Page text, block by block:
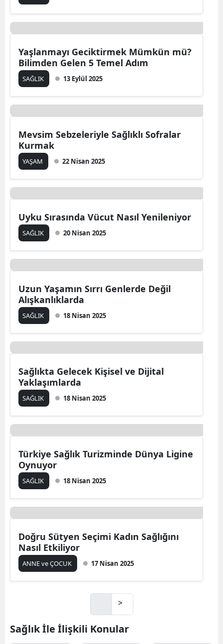
Aslan Yelesi, Şitaki, Hindi Kuyruğu: Yeni
Moda Mantarlar Gerçekten Faydalı mı?
SAĞLIK 10 Kasım 2025
Yaşlanmayı Geciktirmek Mümkün mü?
SAĞLIK 13 Eylül 2025
Mevsim Sebzeleriyle Sağlıklı Sofralar
YAŞAM 22 Nisan 2025